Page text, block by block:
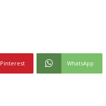
Pinterest WhatsApp